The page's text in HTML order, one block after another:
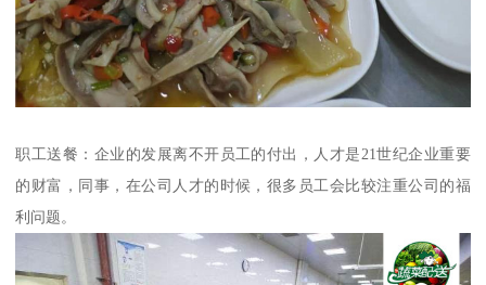
职工送餐：企业的发展离不开员工的付出，人才是21世纪企业重要
的财富，同事，在公司人才的时候，很多员工会比较注重公司的福
利问题。